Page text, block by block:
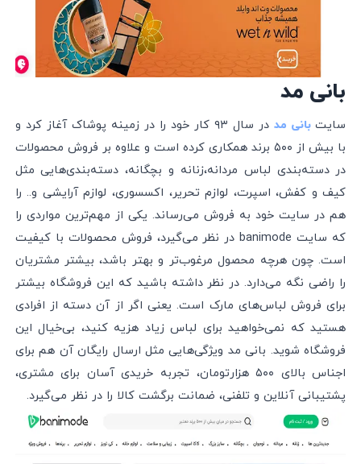
بانی مد
سایتبانی مد
در سال ۹۳ کار خود را در زمینه پوشاک آغاز کرد و
با بیش از ۵۰۰ برند همکاری کرده است و علاوه بر فروش محصولات
در دسته‌بندی لباس مردانه،‌زنانه و بچگانه‌، دسته‌بندی‌هایی مثل
کیف و کفش،‌ اسپرت،‌ لوازم تحریر،‌ اکسسوری، لوازم آرایشی و.. را
هم در سایت خود به فروش می‌رساند. یکی از مهم‌ترین مواردی را
که سایت banimode در نظر می‌گیرد، فروش محصولات با کیفیت
است. چون هرچه محصول مرغوب‌تر و بهتر باشد،‌ بیشتر مشتریان
را راضی نگه می‌دارد. در نظر داشته باشید که این فروشگاه بیشتر
برای فروش لباس‌های مارک است. یعنی اگر از آن دسته از افرادی
هستید که نمی‌خواهید برای لباس زیاد هزیه کنید، بی‌خیال این
فروشگاه شوید. بانی مد ویژگی‌هایی مثل ارسال رایگان آن هم برای
اجناس بالای ۵۰۰ هزارتومان، تجربه خریدی آسان برای مشتری،‌
پشتیبانی آنلاین و تلفنی، ضمانت برگشت کالا را در نظر می‌گیرد.